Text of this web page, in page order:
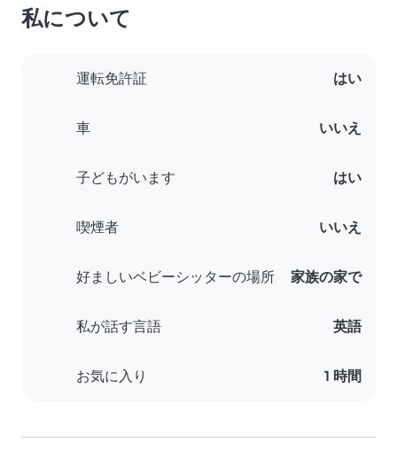
私について
運転免許証 はい
車 いいえ
子どもがいます はい
喫煙者 いいえ
好ましいベビーシッターの場所 家族の家で
私が話す言語 英語
お気に入り 1 時間